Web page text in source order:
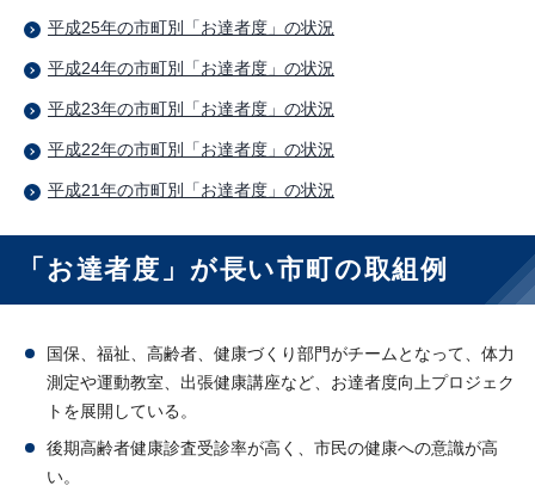
平成25年の市町別「お達者度」の状況
平成24年の市町別「お達者度」の状況
平成23年の市町別「お達者度」の状況
平成22年の市町別「お達者度」の状況
平成21年の市町別「お達者度」の状況
「お達者度」が長い市町の取組例
国保、福祉、高齢者、健康づくり部門がチームとなって、体力
測定や運動教室、出張健康講座など、お達者度向上プロジェク
トを展開している。
後期高齢者健康診査受診率が高く、市民の健康への意識が高
い。